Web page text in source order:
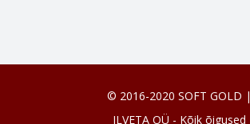
© 2016-2020 SOFT GOLD |
ILVETA OÜ - Kõik õigused